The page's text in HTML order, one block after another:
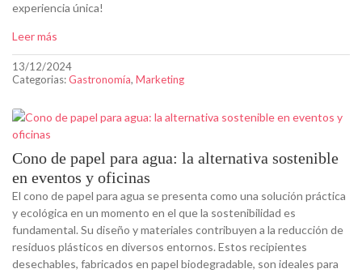
experiencia única!
Leer más
13/12/2024
Categorias:Gastronomía, Marketing
Cono de papel para agua: la alternativa sostenible
en eventos y oficinas
El cono de papel para agua se presenta como una solución práctica
y ecológica en un momento en el que la sostenibilidad es
fundamental. Su diseño y materiales contribuyen a la reducción de
residuos plásticos en diversos entornos. Estos recipientes
desechables, fabricados en papel biodegradable, son ideales para